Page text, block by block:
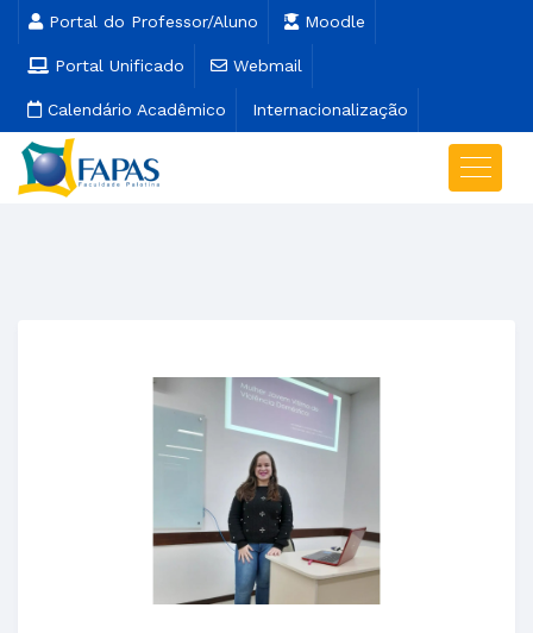
Portal do Professor/Aluno Moodle
Portal Unificado Webmail
Calendário Acadêmico Internacionalização